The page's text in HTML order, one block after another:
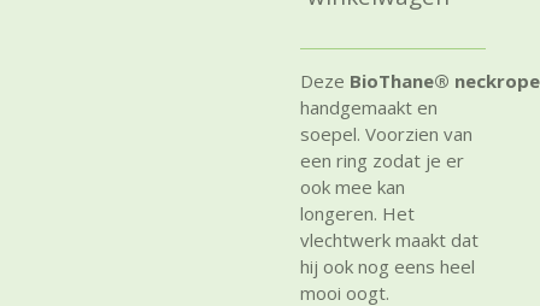
Deze BioThane® neckrope
handgemaakt en
soepel. Voorzien van
een ring zodat je er
ook mee kan
longeren. Het
vlechtwerk maakt dat
hij ook nog eens heel
mooi oogt.